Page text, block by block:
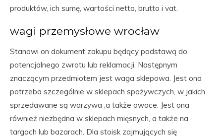
produktów, ich sumę, wartości netto, brutto i vat.
wagi przemysłowe wrocław
Stanowi on dokument zakupu będący podstawą do
potencjalnego zwrotu lub reklamacji. Następnym
znaczącym przedmiotem jest waga sklepowa. Jest ona
potrzeba szczególnie w sklepach spożywczych, w jakich
sprzedawane są warzywa ,a także owoce. Jest ona
również niezbędna w sklepach mięsnych, a także na
targach lub bazarach. Dla stoisk zajmujących się